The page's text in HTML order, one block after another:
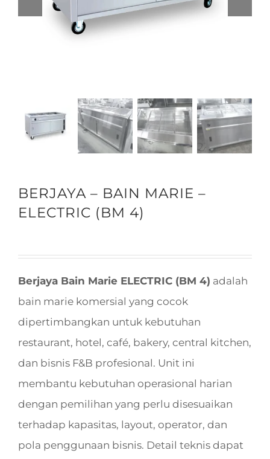
BERJAYA – BAIN MARIE –
ELECTRIC (BM 4)
Berjaya Bain Marie ELECTRIC (BM 4) adalah
bain marie komersial yang cocok
dipertimbangkan untuk kebutuhan
restaurant, hotel, café, bakery, central kitchen,
dan bisnis F&B profesional. Unit ini
membantu kebutuhan operasional harian
dengan pemilihan yang perlu disesuaikan
terhadap kapasitas, layout, operator, dan
pola penggunaan bisnis. Detail teknis dapat